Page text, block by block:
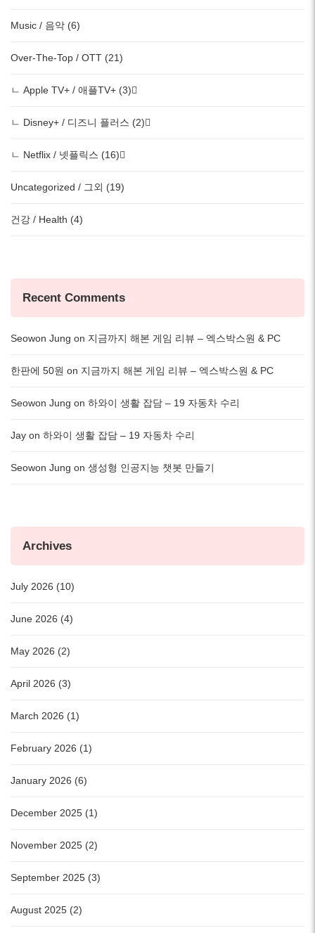
Music / 음악 (6)
Over-The-Top / OTT (21)
ㄴ Apple TV+ / 애플TV+ (3)
ㄴ Disney+ / 디즈니 플러스 (2)
ㄴ Netflix / 넷플릭스 (16)
Uncategorized / 그외 (19)
건강 / Health (4)
Recent Comments
Seowon Jung on 지금까지 해본 게임 리뷰 – 엑스박스원 & PC
한판에 50원 on 지금까지 해본 게임 리뷰 – 엑스박스원 & PC
Seowon Jung on 하와이 생활 잡담 – 19 자동차 수리
Jay on 하와이 생활 잡담 – 19 자동차 수리
Seowon Jung on 생성형 인공지능 챗봇 만들기
Archives
July 2026 (10)
June 2026 (4)
May 2026 (2)
April 2026 (3)
March 2026 (1)
February 2026 (1)
January 2026 (6)
December 2025 (1)
November 2025 (2)
September 2025 (3)
August 2025 (2)